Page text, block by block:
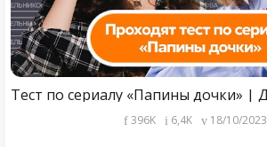
396K 6,4K 18/10/2023